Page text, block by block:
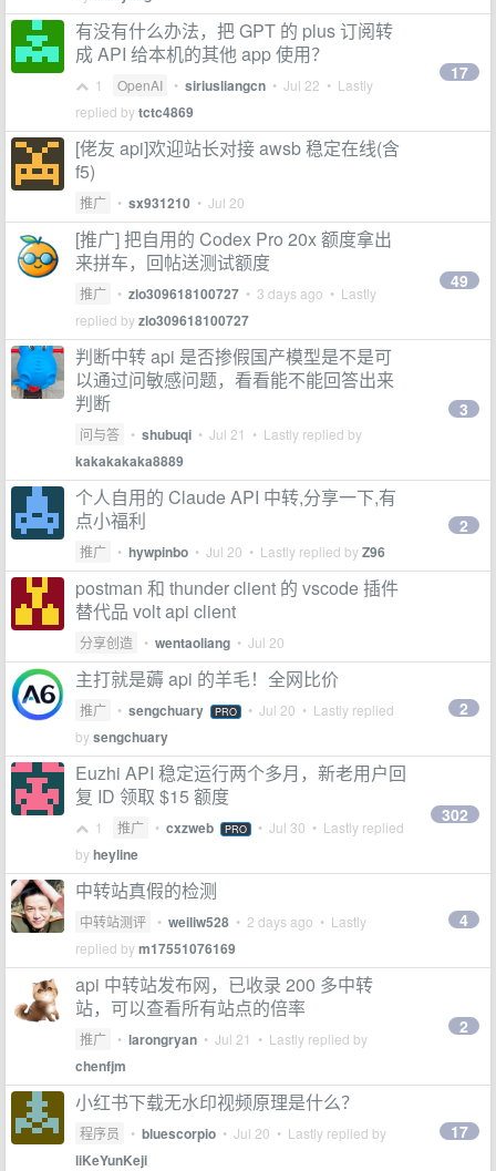
有没有什么办法，把 GPT 的 plus 订阅转
成 API 给本机的其他 app 使用？
1 OpenAI • siriusliangcn • Jul 22 • Lastly
replied bytctc4869
17
[佬友 api]欢迎站长对接 awsb 稳定在线(含
f5)
推广 • sx931210 • Jul 20
[推广] 把自用的 Codex Pro 20x 额度拿出
来拼车，回帖送测试额度
推广 • zlo309618100727 • 3 days ago • Lastly
replied byzlo309618100727
49
判断中转 api 是否掺假国产模型是不是可
以通过问敏感问题，看看能不能回答出来
判断
问与答 • shubuqi • Jul 21 • Lastly replied by
kakakakaka8889
3
个人自用的 Claude API 中转,分享一下,有
点小福利
推广 • hywpinbo • Jul 20 • Lastly replied byZ96
2
postman 和 thunder client 的 vscode 插件
替代品 volt api client
分享创造 • wentaoliang • Jul 20
主打就是薅 api 的羊毛！全网比价
推广 • sengchuary PRO • Jul 20 • Lastly replied
bysengchuary
2
Euzhi API 稳定运行两个多月，新老用户回
复 ID 领取 $15 额度
1 推广 • cxzweb PRO • Jul 30 • Lastly replied
byheyline
302
中转站真假的检测
中转站测评 • weiliw528 • 2 days ago • Lastly
replied bym17551076169
4
api 中转站发布网，已收录 200 多中转
站，可以查看所有站点的倍率
推广 • larongryan • Jul 21 • Lastly replied by
chenfjm
2
小红书下载无水印视频原理是什么？
程序员 • bluescorpio • Jul 20 • Lastly replied by
liKeYunKeji
17